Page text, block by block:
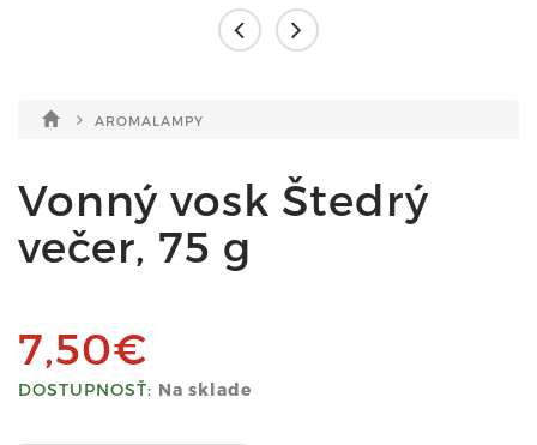
AROMALAMPY
Vonný vosk Štedrý
večer, 75 g
7,50€
DOSTUPNOSŤ: Na sklade